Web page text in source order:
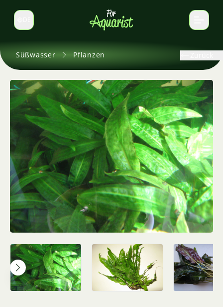
Sprache wechseln
Süßwasser Pflanzen